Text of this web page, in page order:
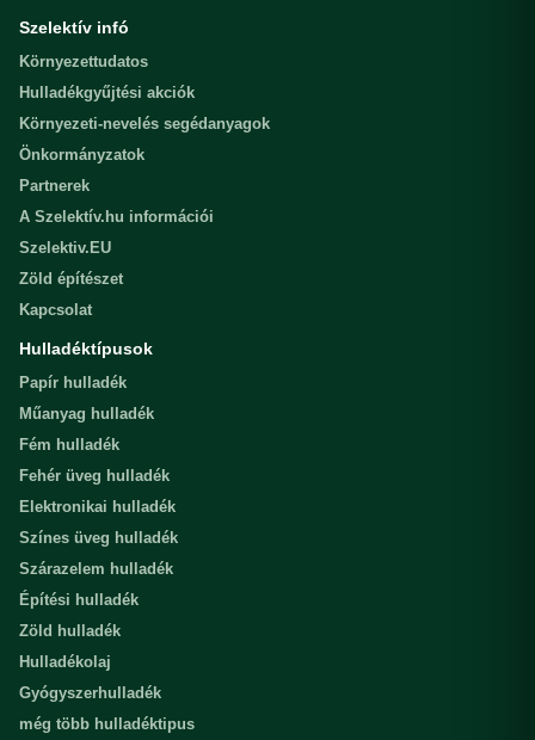
Szelektív infó
Környezettudatos
Hulladékgyűjtési akciók
Környezeti-nevelés segédanyagok
Önkormányzatok
Partnerek
A Szelektív.hu információi
Szelektiv.EU
Zöld építészet
Kapcsolat
Hulladéktípusok
Papír hulladék
Műanyag hulladék
Fém hulladék
Fehér üveg hulladék
Elektronikai hulladék
Színes üveg hulladék
Szárazelem hulladék
Építési hulladék
Zöld hulladék
Hulladékolaj
Gyógyszerhulladék
még több hulladéktipus